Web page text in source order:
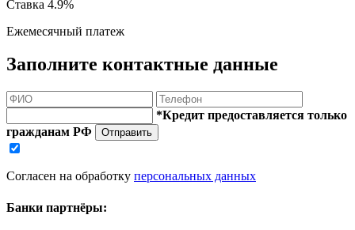
Ставка 4.9%
Ежемесячный платеж
Заполните контактные данные
*Кредит предоставляется только
гражданам РФ
Отправить
Согласен на обработку персональных данных
Банки партнёры: